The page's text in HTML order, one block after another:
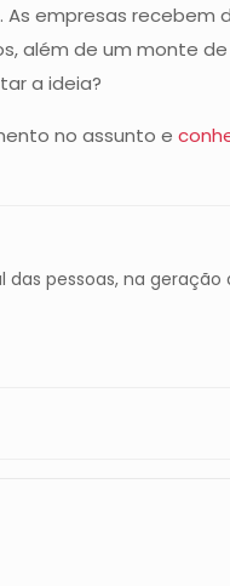
empresas
além de um monte
a ideia?
no assunto e
pessoas, na